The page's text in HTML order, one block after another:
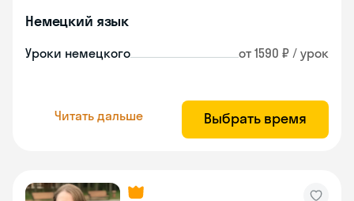
Немецкий язык
Уроки немецкого от 1590 ₽ / урок
Читать дальше Выбрать время